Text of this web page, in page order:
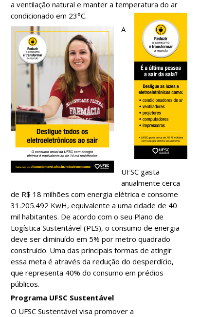
a ventilação natural e manter a temperatura do ar
condicionado em 23°C.
A
UFSC gasta
anualmente cerca
de R$ 18 milhões com energia elétrica e consome
31.205.492 KwH, equivalente a uma cidade de 40
mil habitantes. De acordo com o seu Plano de
Logística Sustentável (PLS), o consumo de energia
deve ser diminuído em 5% por metro quadrado
construído. Uma das principais formas de atingir
essa meta é através da redução do desperdício,
que representa 40% do consumo em prédios
públicos.
Programa UFSC Sustentável
O UFSC Sustentável visa promover a